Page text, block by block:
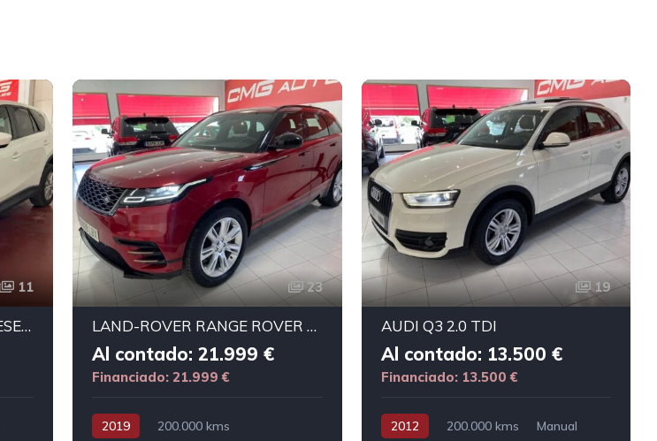
11
MAZDA CX-5 2.2 TURBODIESEL STYLE+
23
LAND-ROVER RANGE ROVER VELAR 2.0 turbo R-Dinamyc 4x4
Al contado: 21.999 €
Financiado: 21.999 €
2019 200.000 kms
19
AUDI Q3 2.0 TDI
Al contado: 13.500 €
Financiado: 13.500 €
2012 200.000 kms Manual